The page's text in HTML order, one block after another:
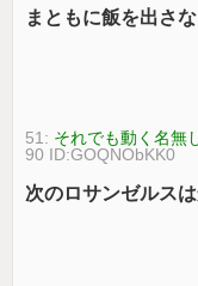
まともに飯を出さ
51: それでも動く名無
90 ID:GOQNObKK0
次のロサンゼルス